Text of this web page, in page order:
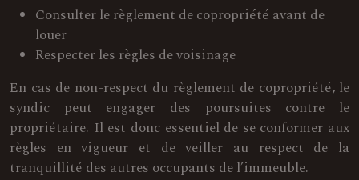
Consulter le règlement de copropriété avant de
louer
Respecter les règles de voisinage
En cas de non-respect du règlement de copropriété, le
syndic peut engager des poursuites contre le
propriétaire. Il est donc essentiel de se conformer aux
règles en vigueur et de veiller au respect de la
tranquillité des autres occupants de l’immeuble.